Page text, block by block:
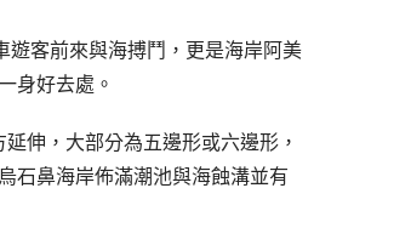
遊客前來與海搏鬥，更是海岸阿美
身好去處。
伸，大部分為五邊形或六邊形，
石鼻海岸佈滿潮池與海蝕溝並有